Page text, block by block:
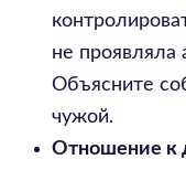
не проявляла
Объясните
чужой.
Отношение к